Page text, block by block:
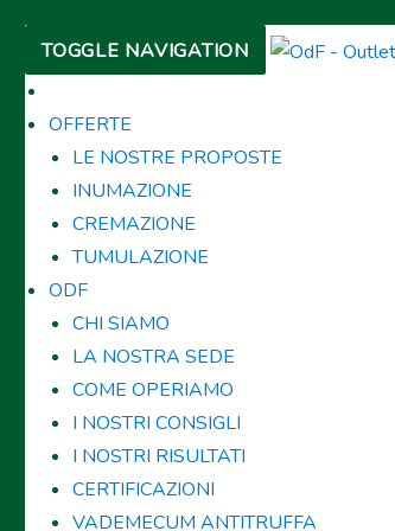
TOGGLE NAVIGATION
OFFERTE
LE NOSTRE PROPOSTE
INUMAZIONE
CREMAZIONE
TUMULAZIONE
ODF
CHI SIAMO
LA NOSTRA SEDE
COME OPERIAMO
I NOSTRI CONSIGLI
I NOSTRI RISULTATI
CERTIFICAZIONI
VADEMECUM ANTITRUFFA